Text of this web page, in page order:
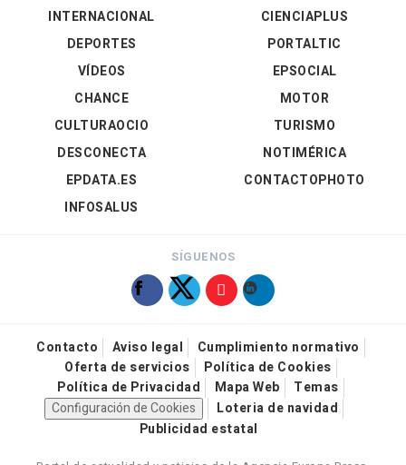
INTERNACIONAL
DEPORTES
VÍDEOS
CIENCIAPLUS
PORTALTIC
EPSOCIAL
CHANCE
CULTURAOCIO
DESCONECTA
EPDATA.ES
INFOSALUS
MOTOR
TURISMO
NOTIMÉRICA
CONTACTOPHOTO
SÍGUENOS
Contacto Aviso legal
Cumplimiento normativo
Oferta de servicios
Política de Cookies
Política de Privacidad
Mapa Web
Temas
Configuración de Cookies
Loteria de navidad
Publicidad estatal